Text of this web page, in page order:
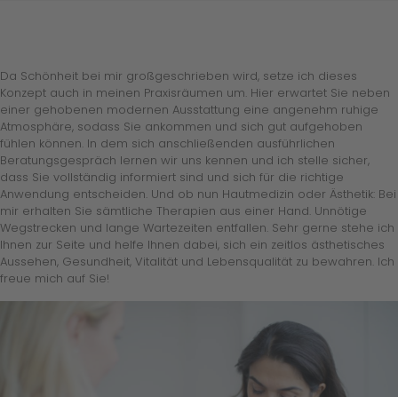
Da Schönheit bei mir großgeschrieben wird, setze ich dieses
Konzept auch in meinen Praxisräumen um. Hier erwartet Sie neben
einer gehobenen modernen Ausstattung eine angenehm ruhige
Atmosphäre, sodass Sie ankommen und sich gut aufgehoben
fühlen können. In dem sich anschließenden ausführlichen
Beratungsgespräch lernen wir uns kennen und ich stelle sicher,
dass Sie vollständig informiert sind und sich für die richtige
Anwendung entscheiden. Und ob nun Hautmedizin oder Ästhetik: Bei
mir erhalten Sie sämtliche Therapien aus einer Hand. Unnötige
Wegstrecken und lange Wartezeiten entfallen. Sehr gerne stehe ich
Ihnen zur Seite und helfe Ihnen dabei, sich ein zeitlos ästhetisches
Aussehen, Gesundheit, Vitalität und Lebensqualität zu bewahren. Ich
freue mich auf Sie!